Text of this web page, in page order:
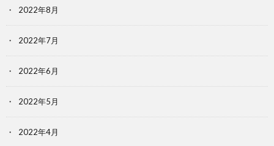
2022年8月
2022年7月
2022年6月
2022年5月
2022年4月